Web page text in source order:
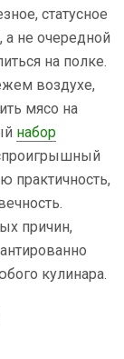
статусное
не очередной
на полке.
воздухе,
мясо на
набор
практичность,
причин,
кулинара.